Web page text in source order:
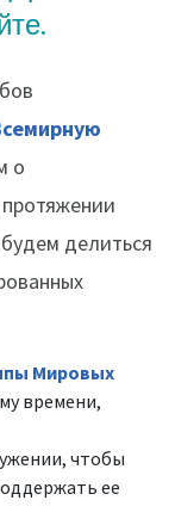
о
делиться
Мировых
времени,
чтобы
ее